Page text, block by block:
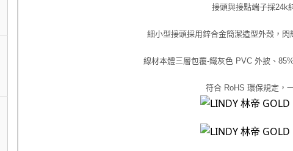
接頭與接點端子採24k
細小型接頭採用鋅合金簡潔造型外殼，
線材本體三層包覆-鐵灰色 PVC 外披、
符合 RoHS 環保規定，